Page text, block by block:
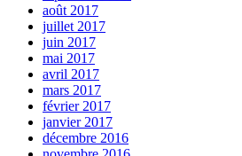
août 2017
juillet 2017
juin 2017
mai 2017
avril 2017
mars 2017
février 2017
janvier 2017
décembre 2016